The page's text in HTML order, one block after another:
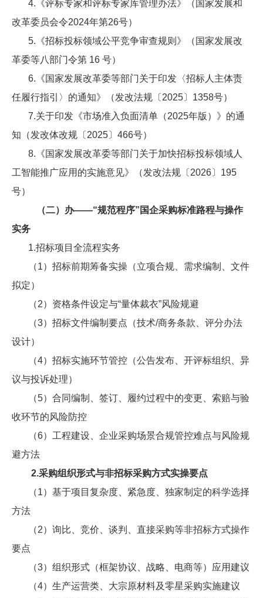
4.《评标专家和评标专家库管理办法》（国家发展和
改革委员会令2024年第26号）
5.《招标投标领域公平竞争审查规则》（国家发展改
革委等八部门令第 16 号）
6.《国家发展改革委等部门关于印发〈招标人主体责
任履行指引〉的通知》（发改法规〔2025〕1358号）
7.关于印发《市场准入负面清单（2025年版）》的通
知（发改体改规〔2025〕466号）
8.《国家发展改革委等部门关于加快招标投标领域人
工智能推广应用的实施意见》（发改法规〔2026〕195
号）
（二）办——“规范程序”国企采购标准路程与操作
实务
1.招标项目全流程实务
（1）招标前期筹备实操（立项合规、需求编制、文件
拟定）
（2）资格条件设定与“量体裁衣”风险规避
（3）招标文件编制要点（技术/商务条款、评分办法
设计）
（4）招标实施环节管控（公告发布、开评标组织、异
议与投诉处理）
（5）合同编制、签订、履约过程中的变更、索赔与验
收环节的风险防控
（6）工程建设、企业采购场景合规管控难点与风险规
避方法
2.采购组织形式与非招标采购方式实操要点
（1）基于项目复杂度、紧急度、独家制定的科学选择
方法
（2）询比、竞价、谈判、直接采购等非招标方式操作
要点
（3）组织形式（框架协议、战略、电商等）应用建议
（4）生产运营类、大宗原材料及零星采购实施建议